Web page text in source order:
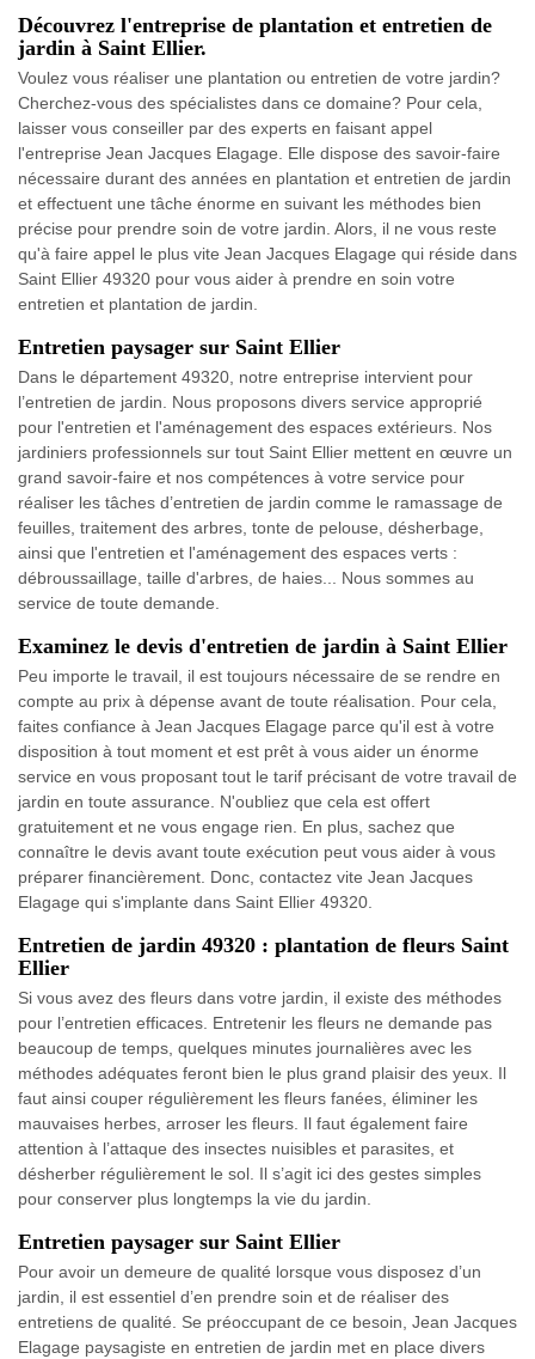
Découvrez l'entreprise de plantation et entretien de
jardin à Saint Ellier.
Voulez vous réaliser une plantation ou entretien de votre jardin?
Cherchez-vous des spécialistes dans ce domaine? Pour cela,
laisser vous conseiller par des experts en faisant appel
l'entreprise Jean Jacques Elagage. Elle dispose des savoir-faire
nécessaire durant des années en plantation et entretien de jardin
et effectuent une tâche énorme en suivant les méthodes bien
précise pour prendre soin de votre jardin. Alors, il ne vous reste
qu'à faire appel le plus vite Jean Jacques Elagage qui réside dans
Saint Ellier 49320 pour vous aider à prendre en soin votre
entretien et plantation de jardin.
Entretien paysager sur Saint Ellier
Dans le département 49320, notre entreprise intervient pour
l’entretien de jardin. Nous proposons divers service approprié
pour l'entretien et l'aménagement des espaces extérieurs. Nos
jardiniers professionnels sur tout Saint Ellier mettent en œuvre un
grand savoir-faire et nos compétences à votre service pour
réaliser les tâches d’entretien de jardin comme le ramassage de
feuilles, traitement des arbres, tonte de pelouse, désherbage,
ainsi que l'entretien et l'aménagement des espaces verts :
débroussaillage, taille d'arbres, de haies... Nous sommes au
service de toute demande.
Examinez le devis d'entretien de jardin à Saint Ellier
Peu importe le travail, il est toujours nécessaire de se rendre en
compte au prix à dépense avant de toute réalisation. Pour cela,
faites confiance à Jean Jacques Elagage parce qu'il est à votre
disposition à tout moment et est prêt à vous aider un énorme
service en vous proposant tout le tarif précisant de votre travail de
jardin en toute assurance. N'oubliez que cela est offert
gratuitement et ne vous engage rien. En plus, sachez que
connaître le devis avant toute exécution peut vous aider à vous
préparer financièrement. Donc, contactez vite Jean Jacques
Elagage qui s'implante dans Saint Ellier 49320.
Entretien de jardin 49320 : plantation de fleurs Saint
Ellier
Si vous avez des fleurs dans votre jardin, il existe des méthodes
pour l’entretien efficaces. Entretenir les fleurs ne demande pas
beaucoup de temps, quelques minutes journalières avec les
méthodes adéquates feront bien le plus grand plaisir des yeux. Il
faut ainsi couper régulièrement les fleurs fanées, éliminer les
mauvaises herbes, arroser les fleurs. Il faut également faire
attention à l’attaque des insectes nuisibles et parasites, et
désherber régulièrement le sol. Il s’agit ici des gestes simples
pour conserver plus longtemps la vie du jardin.
Entretien paysager sur Saint Ellier
Pour avoir un demeure de qualité lorsque vous disposez d’un
jardin, il est essentiel d’en prendre soin et de réaliser des
entretiens de qualité. Se préoccupant de ce besoin, Jean Jacques
Elagage paysagiste en entretien de jardin met en place divers